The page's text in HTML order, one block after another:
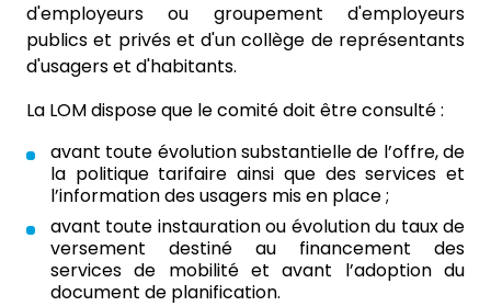
d'employeurs ou groupement d'employeurs
publics et privés et d'un collège de représentants
d'usagers et d'habitants.
La LOM dispose que le comité doit être consulté :
avant toute évolution substantielle de l’offre, de
la politique tarifaire ainsi que des services et
l’information des usagers mis en place ;
avant toute instauration ou évolution du taux de
versement destiné au financement des
services de mobilité et avant l’adoption du
document de planification.